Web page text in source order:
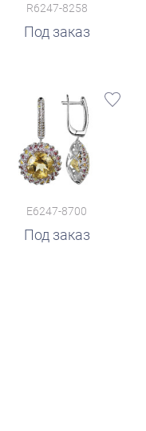
R6247-8258
Под заказ
E6247-8700
Под заказ